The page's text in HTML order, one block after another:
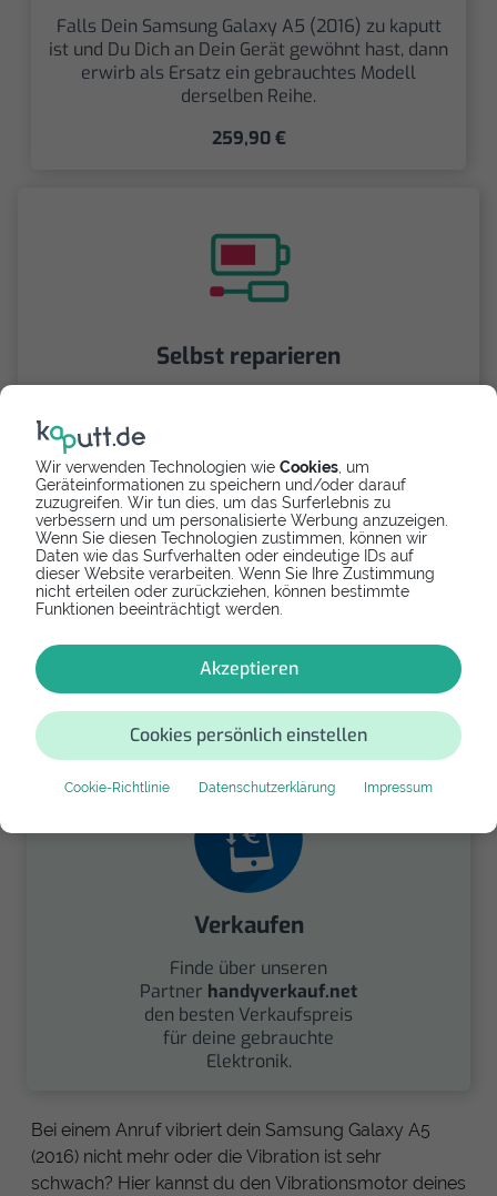
Wir verwenden Technologien wie Cookies , um
Geräteinformationen zu speichern und/oder darauf
zuzugreifen. Wir tun dies, um das Surferlebnis zu
verbessern und um personalisierte Werbung anzuzeigen.
Wenn Sie diesen Technologien zustimmen, können wir
Daten wie das Surfverhalten oder eindeutige IDs auf
dieser Website verarbeiten. Wenn Sie Ihre Zustimmung
nicht erteilen oder zurückziehen, können bestimmte
Funktionen beeinträchtigt werden.
Akzeptieren
Cookies persönlich einstellen
Cookie-Richtlinie Datenschutzerklärung Impressum
Falls Dein Samsung Galaxy A5 (2016) zu kaputt
ist und Du Dich an Dein Gerät gewöhnt hast, dann
erwirb als Ersatz ein gebrauchtes Modell
derselben Reihe.
259,90 €
Selbst reparieren
mit Videoanleitung selbst. Ersatzteile ab
Spenden
Spende Dein Gerät über
für einen guten Zweck.
Verkaufen
Finde über unseren
Partner handyverkauf.net
den besten Verkaufspreis
für deine gebrauchte
Elektronik.
Bei einem Anruf vibriert dein Samsung Galaxy A5
(2016) nicht mehr oder die Vibration ist sehr
schwach? Hier kannst du den Vibrationsmotor deines